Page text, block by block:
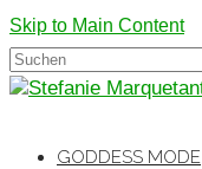
Skip to Main Content
Suchen
nach:
GODDESS MODE